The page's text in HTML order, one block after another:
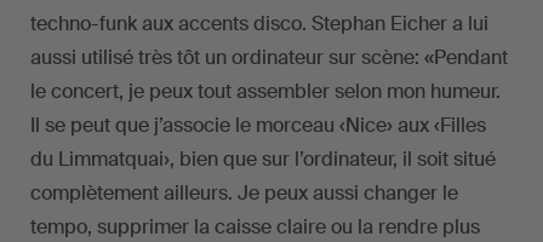
techno-funk aux accents disco. Stephan Eicher a lui
aussi utilisé très tôt un ordinateur sur scène: «Pendant
le concert, je peux tout assembler selon mon humeur.
Il se peut que j’associe le morceau ‹Nice› aux ‹Filles
du Limmatquai›, bien que sur l’ordinateur, il soit situé
complètement ailleurs. Je peux aussi changer le
tempo, supprimer la caisse claire ou la rendre plus